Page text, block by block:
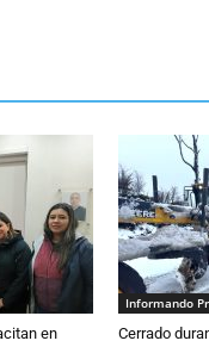
en
Informando
Cerrado